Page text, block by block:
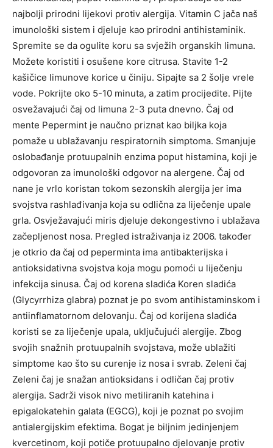
najbolji prirodni lijekovi protiv alergija. Vitamin C jača naš
imunološki sistem i djeluje kao prirodni antihistaminik.
Spremite se da ogulite koru sa svježih organskih limuna.
Možete koristiti i osušene kore citrusa. Stavite 1-2
kašičice limunove korice u činiju. Sipajte sa 2 šolje vrele
vode. Pokrijte oko 5-10 minuta, a zatim procijedite. Pijte
osvežavajući čaj od limuna 2-3 puta dnevno. Čaj od
mente Pepermint je naučno priznat kao biljka koja
pomaže u ublažavanju respiratornih simptoma. Smanjuje
oslobađanje protuupalnih enzima poput histamina, koji je
odgovoran za imunološki odgovor na alergene. Čaj od
nane je vrlo koristan tokom sezonskih alergija jer ima
svojstva rashlađivanja koja su odlična za liječenje upale
grla. Osvježavajući miris djeluje dekongestivno i ublažava
začepljenost nosa. Pregled istraživanja iz 2006. također
je otkrio da čaj od peperminta ima antibakterijska i
antioksidativna svojstva koja mogu pomoći u liječenju
infekcija sinusa. Čaj od korena sladića Koren sladića
(Glycyrrhiza glabra) poznat je po svom antihistaminskom i
antiinflamatornom delovanju. Čaj od korijena sladića
koristi se za liječenje upala, uključujući alergije. Zbog
svojih snažnih protuupalnih svojstava, može ublažiti
simptome kao što su curenje iz nosa i svrab. Zeleni čaj
Zeleni čaj je snažan antioksidans i odličan čaj protiv
alergija. Sadrži visok nivo metiliranih katehina i
epigalokatehin galata (EGCG), koji je poznat po svojim
antialergijskim efektima. Bogat je biljnim jedinjenjem
kvercetinom, koji potiče protuupalno djelovanje protiv